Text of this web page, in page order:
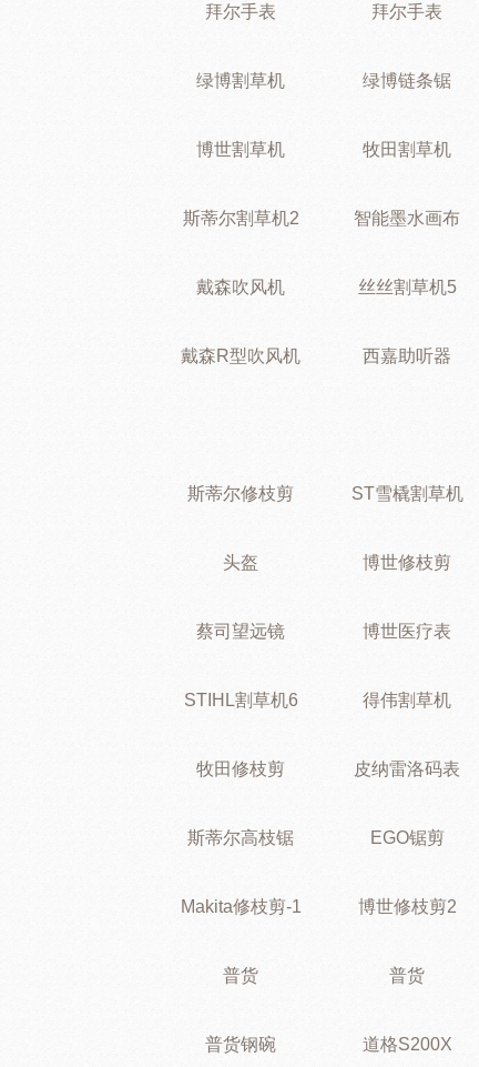
拜尔手表 拜尔手表
绿博割草机 绿博链条锯
博世割草机 牧田割草机
斯蒂尔割草机2 智能墨水画布
戴森吹风机 丝丝割草机5
戴森R型吹风机 西嘉助听器
斯蒂尔修枝剪 ST雪橇割草机
头盔 博世修枝剪
蔡司望远镜 博世医疗表
STIHL割草机6 得伟割草机
牧田修枝剪 皮纳雷洛码表
斯蒂尔高枝锯 EGO锯剪
Makita修枝剪-1 博世修枝剪2
普货 普货
普货钢碗 道格S200X